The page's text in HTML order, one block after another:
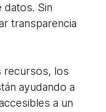
datos. Sin
transparencia
recursos, los
ayudando a
a un